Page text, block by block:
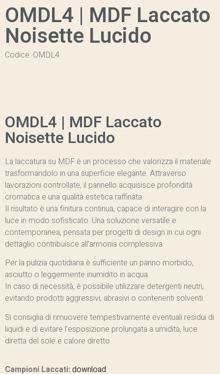
OMDL4 | MDF Laccato
Noisette Lucido
Codice: OMDL4
OMDL4 | MDF Laccato
Noisette Lucido
La laccatura su MDF è un processo che valorizza il materiale
trasformandolo in una superficie elegante. Attraverso
lavorazioni controllate, il pannello acquisisce profondità
cromatica e una qualità estetica raffinata.
Il risultato è una finitura continua, capace di interagire con la
luce in modo sofisticato. Una soluzione versatile e
contemporanea, pensata per progetti di design in cui ogni
dettaglio contribuisce all’armonia complessiva.
Per la pulizia quotidiana è sufficiente un panno morbido,
asciutto o leggermente inumidito in acqua.
In caso di necessità, è possibile utilizzare detergenti neutri,
evitando prodotti aggressivi, abrasivi o contenenti solventi.
Si consiglia di rimuovere tempestivamente eventuali residui di
liquidi e di evitare l’esposizione prolungata a umidità, luce
diretta del sole e calore diretto.
Campioni Laccati:download